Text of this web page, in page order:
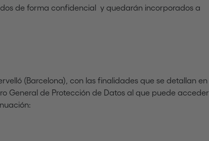
de forma confidencial y quedarán incorporados a
(Barcelona), con las finalidades que se detallan en
General de Protección de Datos al que puede acceder